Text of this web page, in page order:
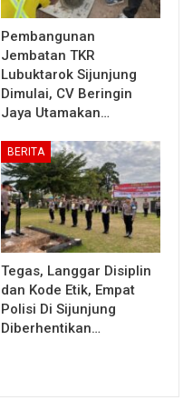
Pembangunan
Jembatan TKR
Lubuktarok Sijunjung
Dimulai, CV Beringin
Jaya Utamakan…
BERITA
Tegas, Langgar Disiplin
dan Kode Etik, Empat
Polisi Di Sijunjung
Diberhentikan…